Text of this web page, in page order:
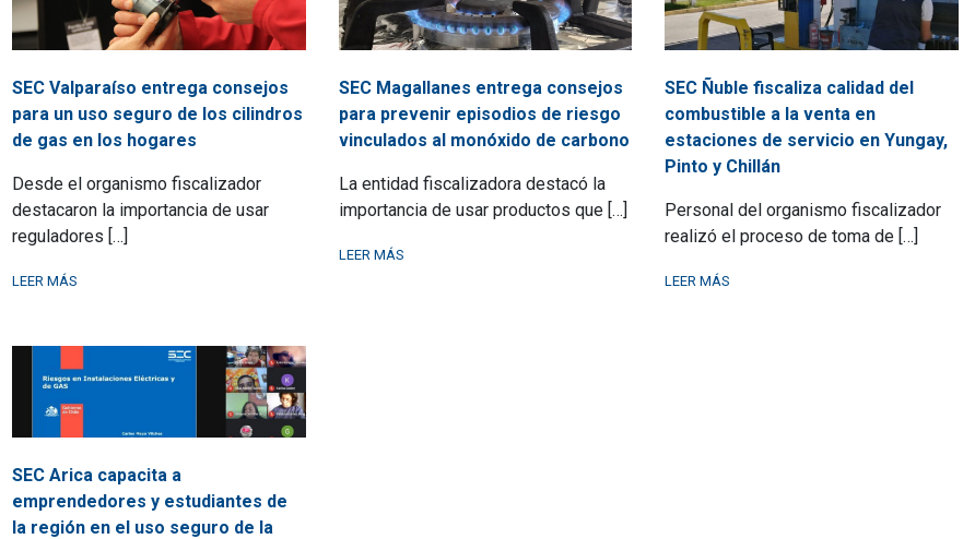
SEC Valparaíso entrega consejos
para un uso seguro de los cilindros
de gas en los hogares
Desde el organismo fiscalizador
destacaron la importancia de usar
reguladores […]
LEER MÁS
SEC Magallanes entrega consejos
para prevenir episodios de riesgo
vinculados al monóxido de carbono
La entidad fiscalizadora destacó la
importancia de usar productos que […]
LEER MÁS
SEC Ñuble fiscaliza calidad del
combustible a la venta en
estaciones de servicio en Yungay,
Pinto y Chillán
Personal del organismo fiscalizador
realizó el proceso de toma de […]
LEER MÁS
SEC Arica capacita a
emprendedores y estudiantes de
la región en el uso seguro de la